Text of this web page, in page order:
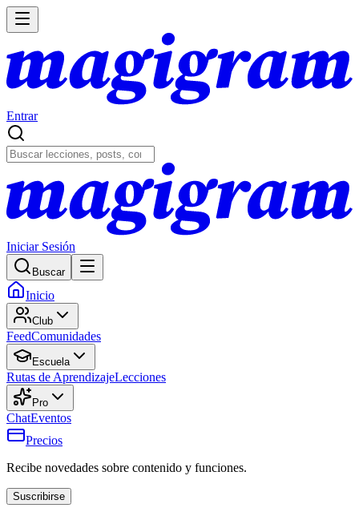
Entrar
Iniciar Sesión
Buscar
Inicio
Club
FeedComunidades
Escuela
Rutas de AprendizajeLecciones
Pro
ChatEventos
Precios
Recibe novedades sobre contenido y funciones.
Suscribirse